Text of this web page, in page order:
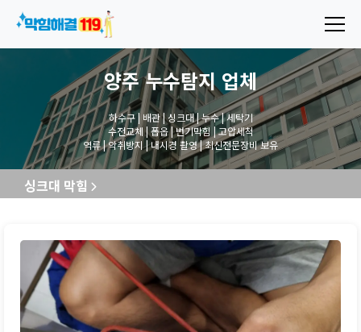
양주 누수탐지업체
하수구 | 배관 | 싱크대 | 누수 | 세탁기
수전교체 | 폽옵 | 변기막힘 | 고압세척
역류 | 악취방지 | 내시경 촬영 | 최신전문장비 보유
싱크대 막힘